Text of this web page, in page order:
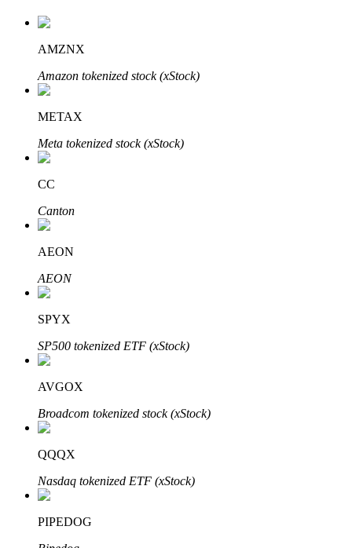
Obtenez des bénéfices à long terme et des intérêts flexibles
Apprenez le Staking
Découvrez comment gagner un revenu passif
Bitrue
Partenaires Bitrue
AMZNX
Amazon tokenized stock (xStock)
METAX
Meta tokenized stock (xStock)
CC
Canton
AEON
AEON
SPYX
SP500 tokenized ETF (xStock)
AVGOX
Broadcom tokenized stock (xStock)
QQQX
Nasdaq tokenized ETF (xStock)
PIPEDOG